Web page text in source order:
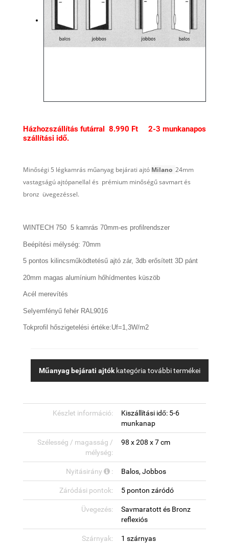
Házhozszállítás futárral 8.990 Ft 2-3 munkanapos
szállítási idő.
Minőségi 5 légkamrás műanyag bejárati ajtó Milano 24mm
vastagságú ajtópanellal és prémium minőségű savmart és
bronz üvegezéssel.
WINTECH 750 5 kamrás 70mm-es profilrendszer
Beépítési mélység: 70mm
5 pontos kilincsműködtetésű ajtó zár, 3db erősített 3D pánt
20mm magas alumínium hőhídmentes küszöb
Acél merevítés
Selyemfényű fehér RAL9016
Tokprofil hőszigetelési értéke:Uf=1,3W/m2
Műanyag bejárati ajtók kategória további termékei
Készlet információ:
Kiszállítási idő: 5-6
munkanap
Szélesség / magasság /
mélység:
98 x 208 x 7 cm
Nyitásirány : Balos, Jobbos
Záródási pontok: 5 ponton záródó
Üvegezés:
Savmaratott és Bronz
reflexiós
Szárnyak: 1 szárnyas